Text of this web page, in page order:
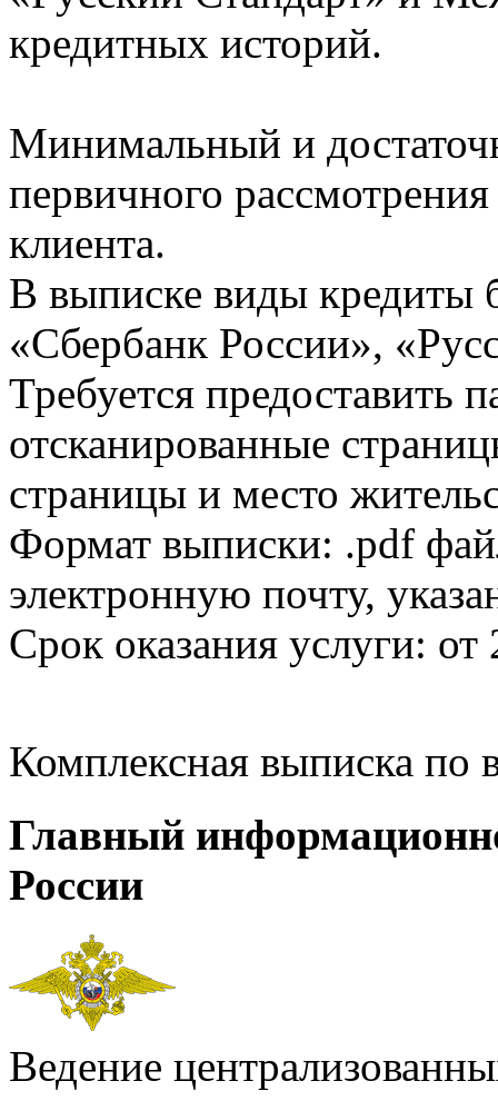
кредитных историй.
Минимальный и
первичного
клиента.
В выписке виды кредиты
«Сбербанк России»,
Требуется предоставить
отсканированные
страницы и место
Формат выписки: .pdf
электронную почту,
Срок оказания услуги: от
Комплексная выписка
Главный
России
Ведение